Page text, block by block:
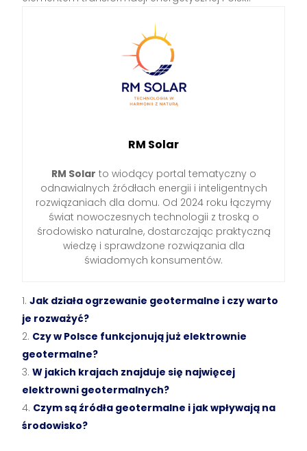
RM Solar
RM Solar to wiodący portal tematyczny o
odnawialnych źródłach energii i inteligentnych
rozwiązaniach dla domu. Od 2024 roku łączymy
świat nowoczesnych technologii z troską o
środowisko naturalne, dostarczając praktyczną
wiedzę i sprawdzone rozwiązania dla
świadomych konsumentów.
Jak działa ogrzewanie geotermalne i czy warto
je rozważyć?
Czy w Polsce funkcjonują już elektrownie
geotermalne?
W jakich krajach znajduje się najwięcej
elektrowni geotermalnych?
Czym są źródła geotermalne i jak wpływają na
środowisko?